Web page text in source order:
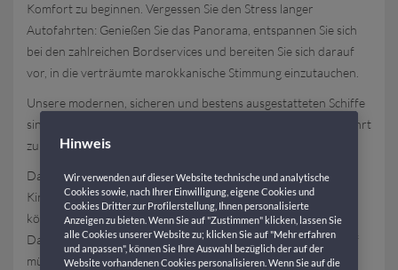
Komfort zu beginnen. Vergessen Sie den Stress langer
Autofahrten: Genießen Sie das Panorama, entspannen Sie sich
bei den zahlreichen Bordservices und bereiten Sie sich darauf
vor, in die verträumte marokkanische Stimmung einzutauchen.
Unsere modernen, sicheren und bestens ausgestatteten Schiffe
sind bereit, Sie, Ihre Familie und Ihre Freunde für eine Überfahrt
zu empfangen, die sich bereits wie Urlaub anfühlt.
Dank desOnline-Buchungssystemsvon GNV ist es ein
Kinderspiel, sich IhrFährticket Genua – Tangerzu sichern. Sie
können die Reise in aller Ruhe planen, das für Sie passende
Datum wählen und mit wenigen Klicks buchen. Nach dem Kauf
müssen Sie das Ticket nur noch ausdrucken oder auf dem
Hinweis
Wir verwenden auf dieser Website technische und analytische
Cookies sowie, nach Ihrer Einwilligung, eigene Cookies und
Cookies Dritter zur Profilerstellung, Ihnen personalisierte
Anzeigen zu bieten. Wenn Sie auf "Zustimmen" klicken, lassen Sie
alle Cookies unserer Website zu; klicken Sie auf "Mehr erfahren
und anpassen", können Sie Ihre Auswahl bezüglich der auf der
Website vorhandenen Cookies personalisieren. Wenn Sie auf die